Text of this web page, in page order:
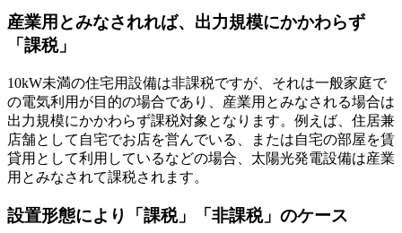
産業用とみなされれば、出力規模にかかわらず
「課税」
10kW未満の住宅用設備は非課税ですが、それは一般家庭で
の電気利用が目的の場合であり、産業用とみなされる場合は
出力規模にかかわらず課税対象となります。例えば、住居兼
店舗として自宅でお店を営んでいる、または自宅の部屋を賃
貸用として利用しているなどの場合、太陽光発電設備は産業
用とみなされて課税されます。
設置形態により「課税」「非課税」のケース